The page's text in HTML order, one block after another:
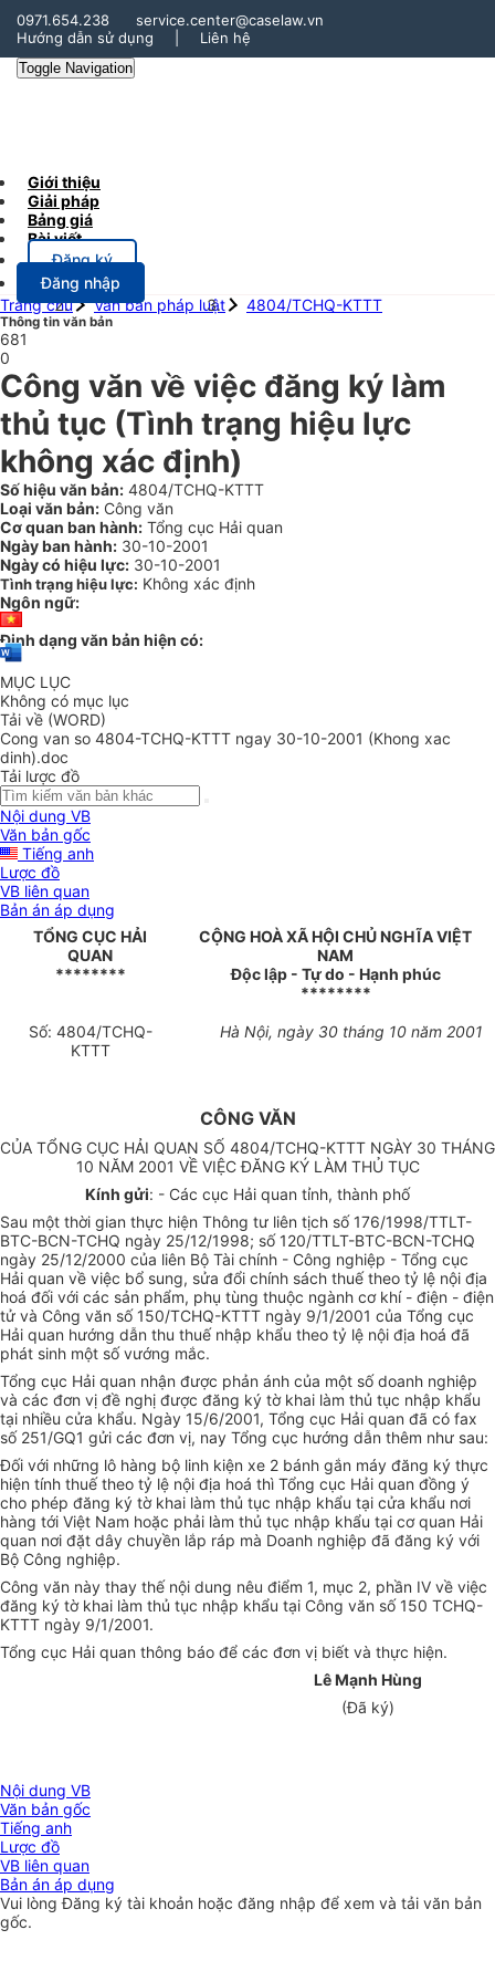
0971.654.238
service.center@caselaw.vn
Hướng dẫn sử dụng
Liên hệ
Toggle Navigation
Giới thiệu
Giải pháp
Bảng giá
Bài viết
Đăng ký
Đăng nhập
Trang chủ
Văn bản pháp luật 4804/TCHQ-KTTT
Thông tin văn bản
681
0
Công văn về việc đăng ký làm
thủ tục (Tình trạng hiệu lực
không xác định)
Số hiệu văn bản: 4804/TCHQ-KTTT
Loại văn bản: Công văn
Cơ quan ban hành: Tổng cục Hải quan
Ngày ban hành: 30-10-2001
Ngày có hiệu lực: 30-10-2001
Tình trạng hiệu lực: Không xác định
Ngôn ngữ:
Định dạng văn bản hiện có:
MỤC LỤC
Không có mục lục
Tải về (WORD)
Cong van so 4804-TCHQ-KTTT ngay 30-10-2001 (Khong xac
dinh).doc
Tải lược đồ
Nội dung VB
Văn bản gốc
Tiếng anh
Lược đồ
VB liên quan
Bản án áp dụng
TỔNG CỤC HẢI
QUAN
********
CỘNG HOÀ XÃ HỘI CHỦ NGHĨA VIỆT
NAM
Độc lập - Tự do - Hạnh phúc
********
Số: 4804/TCHQ-
KTTT
Hà Nội, ngày 30 tháng 10 năm 2001
CÔNG VĂN
CỦA TỔNG CỤC HẢI QUAN SỐ 4804/TCHQ-KTTT NGÀY 30 THÁNG
10 NĂM 2001 VỀ VIỆC ĐĂNG KÝ LÀM THỦ TỤC
Kính gửi: - Các cục Hải quan tỉnh, thành phố
Sau một thời gian thực hiện Thông tư liên tịch số 176/1998/TTLT-
BTC-BCN-TCHQ ngày 25/12/1998; số 120/TTLT-BTC-BCN-TCHQ
ngày 25/12/2000 của liên Bộ Tài chính - Công nghiệp - Tổng cục
Hải quan về việc bổ sung, sửa đổi chính sách thuế theo tỷ lệ nội địa
hoá đối với các sản phẩm, phụ tùng thuộc ngành cơ khí - điện - điện
tử và Công văn số 150/TCHQ-KTTT ngày 9/1/2001 của Tổng cục
Hải quan hướng dẫn thu thuế nhập khẩu theo tỷ lệ nội địa hoá đã
phát sinh một số vướng mắc.
Tổng cục Hải quan nhận được phản ánh của một số doanh nghiệp
và các đơn vị đề nghị được đăng ký tờ khai làm thủ tục nhập khẩu
tại nhiều cửa khẩu. Ngày 15/6/2001, Tổng cục Hải quan đã có fax
số 251/GQ1 gửi các đơn vị, nay Tổng cục hướng dẫn thêm như sau:
Đối với những lô hàng bộ linh kiện xe 2 bánh gắn máy đăng ký thực
hiện tính thuế theo tỷ lệ nội địa hoá thì Tổng cục Hải quan đồng ý
cho phép đăng ký tờ khai làm thủ tục nhập khẩu tại cửa khẩu nơi
hàng tới Việt Nam hoặc phải làm thủ tục nhập khẩu tại cơ quan Hải
quan nơi đặt dây chuyền lắp ráp mà Doanh nghiệp đã đăng ký với
Bộ Công nghiệp.
Công văn này thay thế nội dung nêu điểm 1, mục 2, phần IV về việc
đăng ký tờ khai làm thủ tục nhập khẩu tại Công văn số 150 TCHQ-
KTTT ngày 9/1/2001.
Tổng cục Hải quan thông báo để các đơn vị biết và thực hiện.
Lê Mạnh Hùng
(Đã ký)
Nội dung VB
Văn bản gốc
Tiếng anh
Lược đồ
VB liên quan
Bản án áp dụng
Vui lòngĐăng ký tài khoản hoặc đăng nhập để xem và tải văn bản
gốc.